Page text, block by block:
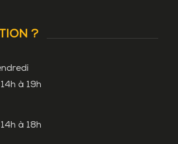
?
à 19h
à 18h